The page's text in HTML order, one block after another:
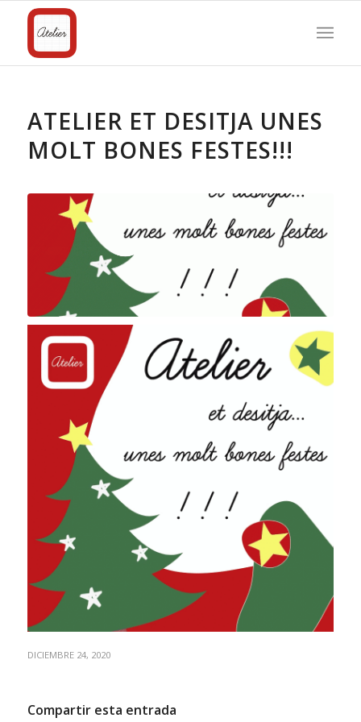
ATELIER ET DESITJA UNES
MOLT BONES FESTES!!!
DICIEMBRE 24, 2020
Compartir esta entrada